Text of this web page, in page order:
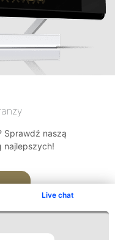
Live chat
Sprawdź naszą
najlepszych!